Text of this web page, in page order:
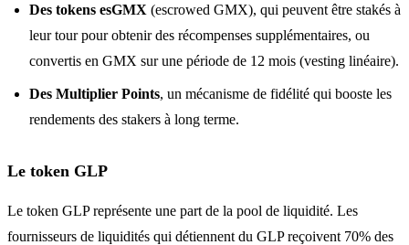
Des tokens esGMX (escrowed GMX), qui peuvent être stakés à
leur tour pour obtenir des récompenses supplémentaires, ou
convertis en GMX sur une période de 12 mois (vesting linéaire).
Des Multiplier Points, un mécanisme de fidélité qui booste les
rendements des stakers à long terme.
Le token GLP
Le token GLP représente une part de la pool de liquidité. Les
fournisseurs de liquidités qui détiennent du GLP reçoivent 70% des